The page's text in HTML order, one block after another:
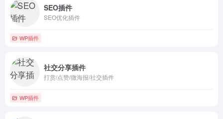
SEO插件
SEO优化插件
WP插件
社交分享插件
打赏/点赞/微海报/社交插件
WP插件